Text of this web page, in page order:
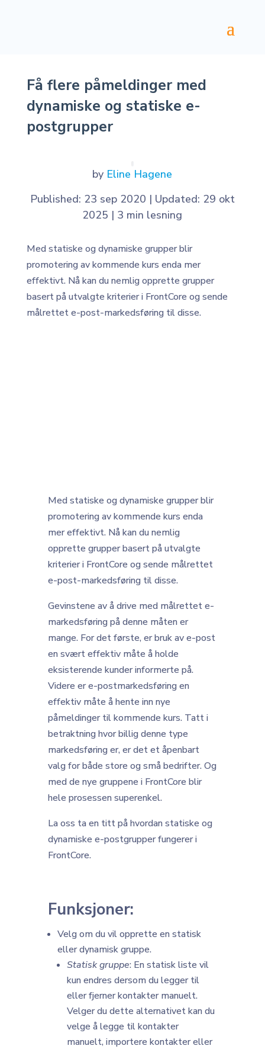
Få flere påmeldinger med
dynamiske og statiske e-
postgrupper
by Eline Hagene
Published: 23 sep 2020 | Updated: 29 okt
2025 | 3 min lesning
Med statiske og dynamiske grupper blir
promotering av kommende kurs enda mer
effektivt. Nå kan du nemlig opprette grupper
basert på utvalgte kriterier i FrontCore og sende
målrettet e-post-markedsføring til disse.
Med statiske og dynamiske grupper blir
promotering av kommende kurs enda
mer effektivt. Nå kan du nemlig
opprette grupper basert på utvalgte
kriterier i FrontCore og sende målrettet
e-post-markedsføring til disse.
Gevinstene av å drive med målrettet e-
markedsføring på denne måten er
mange. For det første, er bruk av e-post
en svært effektiv måte å holde
eksisterende kunder informerte på.
Videre er e-postmarkedsføring en
effektiv måte å hente inn nye
påmeldinger til kommende kurs. Tatt i
betraktning hvor billig denne type
markedsføring er, er det et åpenbart
valg for både store og små bedrifter. Og
med de nye gruppene i FrontCore blir
hele prosessen superenkel.
La oss ta en titt på hvordan statiske og
dynamiske e-postgrupper fungerer i
FrontCore.
Funksjoner:
Velg om du vil opprette en statisk
eller dynamisk gruppe.
Statisk gruppe: En statisk liste vil
kun endres dersom du legger til
eller fjerner kontakter manuelt.
Velger du dette alternativet kan du
velge å legge til kontakter
manuelt, importere kontakter eller